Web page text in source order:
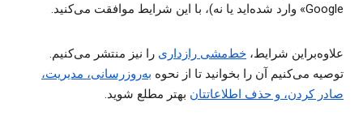
Google» وارد شده‌اید یا نه)، با این شرایط موافقت می‌کنید.
علاوه‌براین شرایط، خط‌مشی رازداری را نیز منتشر می‌کنیم.
توصیه می‌کنیم آن را بخوانید تا از نحوه به‌روزرسانی، مدیریت،
صادر کردن، و حذف اطلاعاتتان بهتر مطلع شوید.